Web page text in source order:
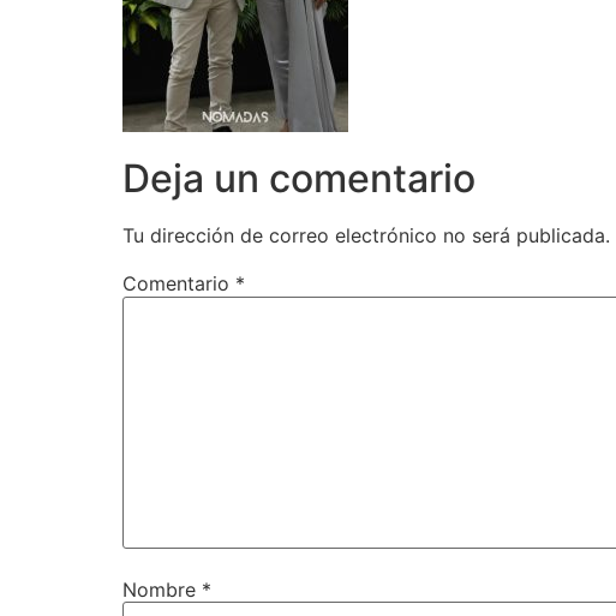
Deja un comentario
Tu dirección de correo electrónico no será publicada.
Comentario *
Nombre *